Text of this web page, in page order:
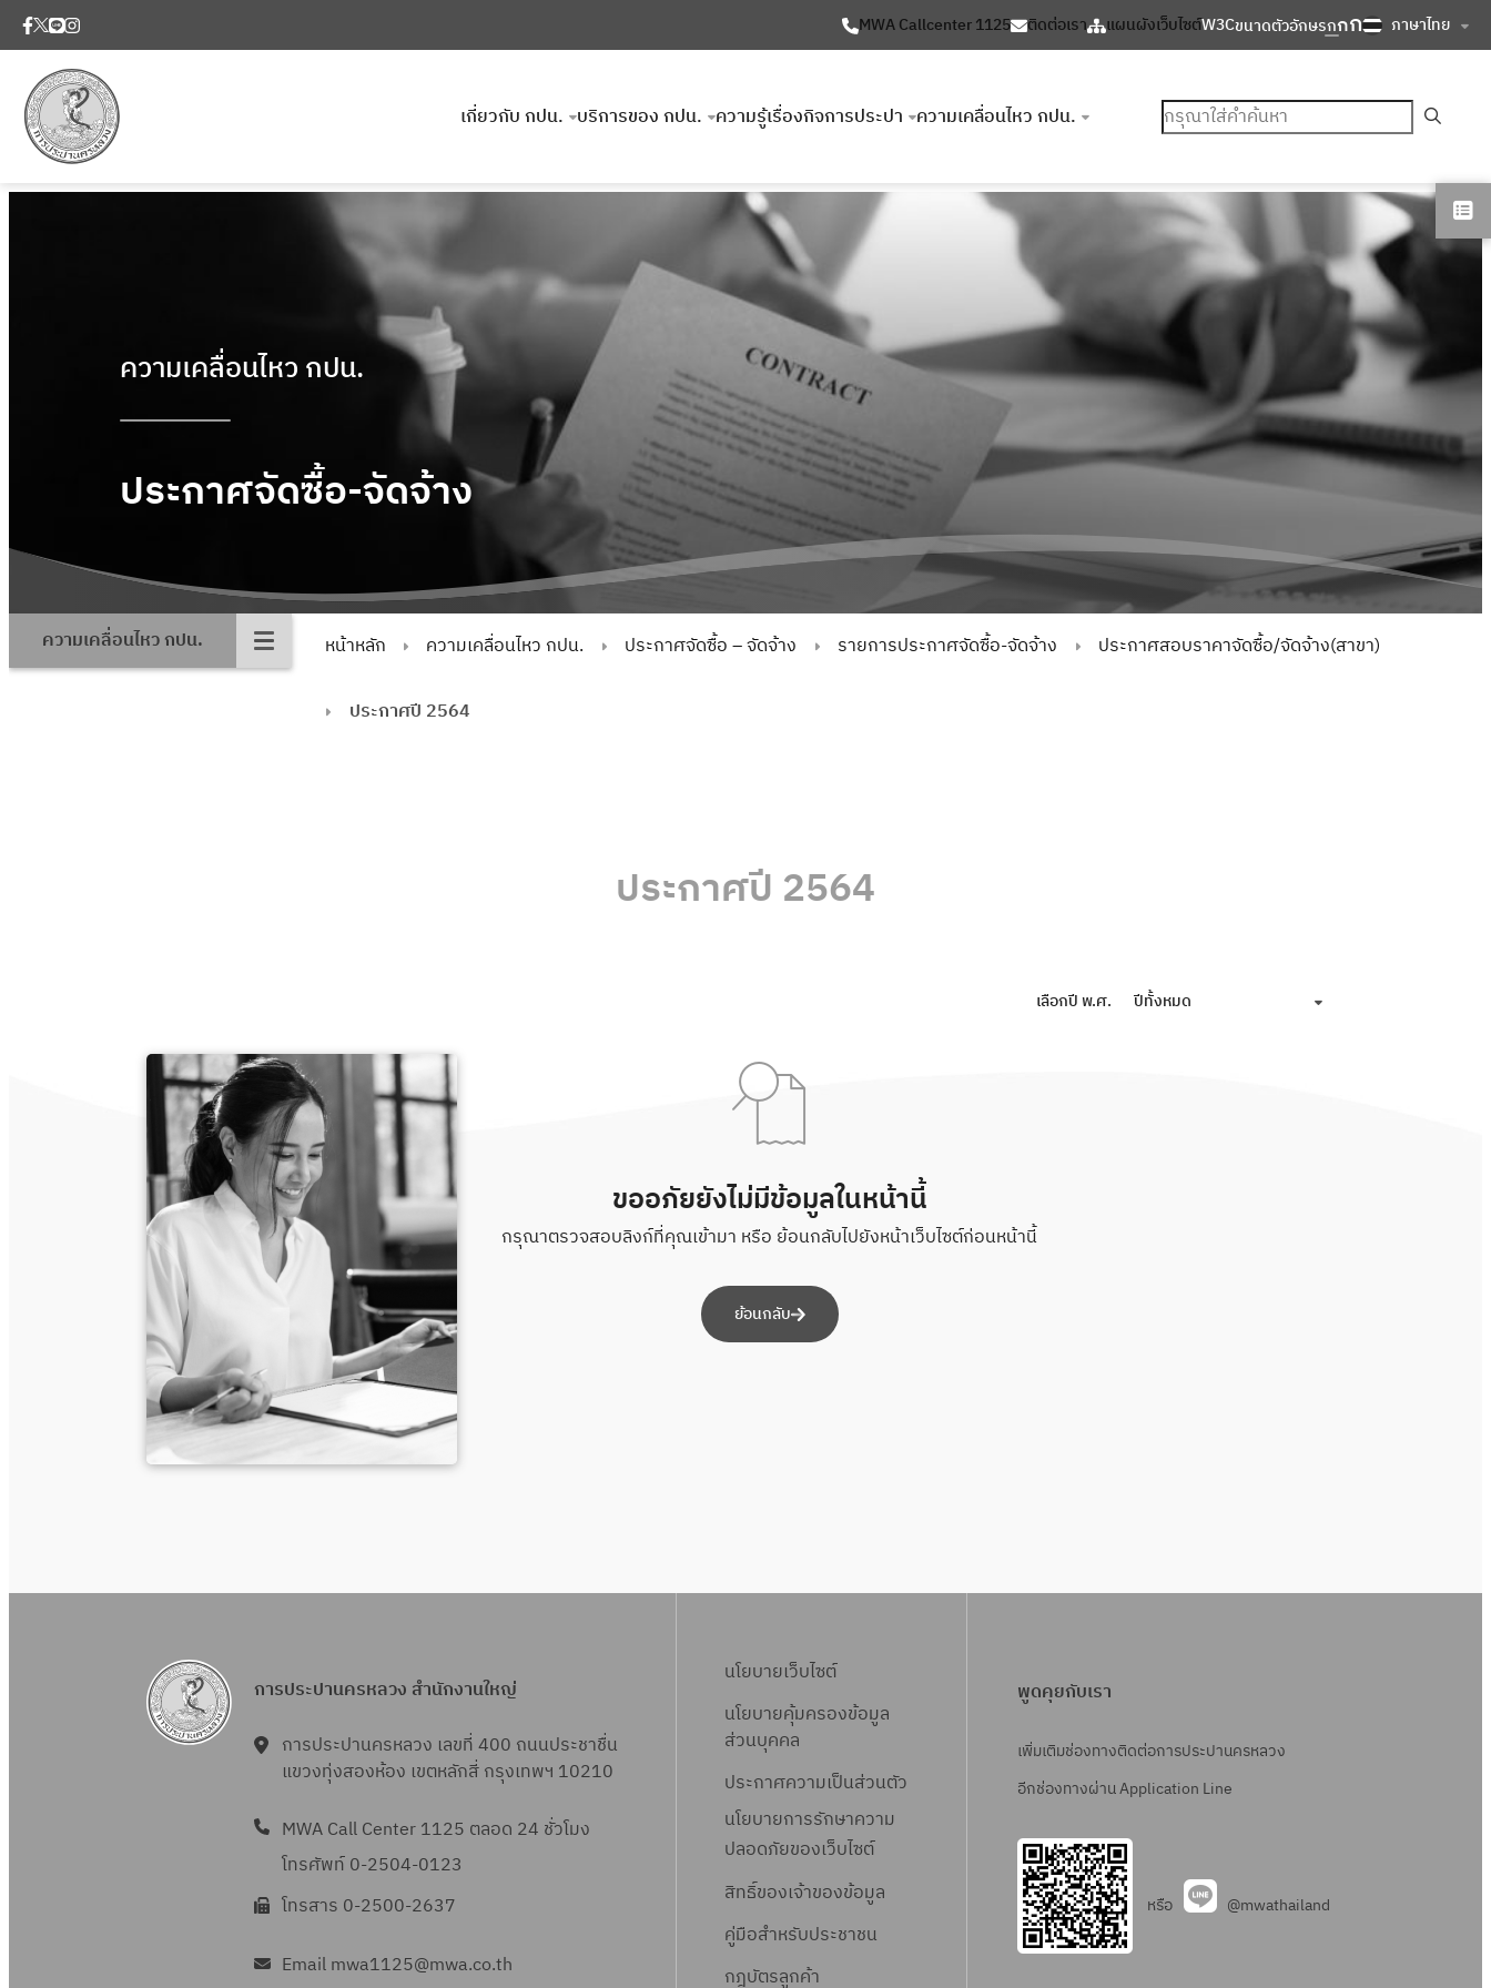
MWA Callcenter 1125 ติดต่อเรา แผนผังเว็บไซต์W3Cขนาดตัวอักษรกกก ภาษาไทย
เกี่ยวกับ กปน. บริการของ กปน. ความรู้เรื่องกิจการประปา ความเคลื่อนไหว กปน. ค้นหา
ความเคลื่อนไหว กปน.
ประกาศจัดซื้อ-จัดจ้าง
ความเคลื่อนไหว กปน. หน้าหลัก ความเคลื่อนไหว กปน. ประกาศจัดซื้อ – จัดจ้าง รายการประกาศจัดซื้อ-จัดจ้าง ประกาศสอบราคาจัดซื้อ/จัดจ้าง(สาขา)
ประกาศปี 2564
ประกาศปี 2564
เลือกปี พ.ศ. ปีทั้งหมด
ขออภัยยังไม่มีข้อมูลในหน้านี้
กรุณาตรวจสอบลิงก์ที่คุณเข้ามา หรือ ย้อนกลับไปยังหน้าเว็บไซต์ก่อนหน้านี้
ย้อนกลับ
การประปานครหลวง สำนักงานใหญ่
การประปานครหลวง เลขที่ 400 ถนนประชาชื่น
แขวงทุ่งสองห้อง เขตหลักสี่ กรุงเทพฯ 10210
MWA Call Center 1125 ตลอด 24 ชั่วโมง
โทรศัพท์ 0-2504-0123
โทรสาร 0-2500-2637
Email mwa1125@mwa.co.th
นโยบายเว็บไซต์
นโยบายคุ้มครองข้อมูล
ส่วนบุคคล
ประกาศความเป็นส่วนตัว
นโยบายการรักษาความ
ปลอดภัยของเว็บไซต์
สิทธิ์ของเจ้าของข้อมูล
คู่มือสำหรับประชาชน
กฎบัตรลูกค้า
พูดคุยกับเรา
เพิ่มเติมช่องทางติดต่อการประปานครหลวง
อีกช่องทางผ่าน Application Line
หรือ @mwathailand